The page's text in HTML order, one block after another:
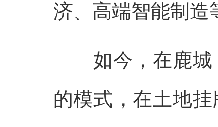
济、高端智能制造
如今，在鹿城
的模式，在土地